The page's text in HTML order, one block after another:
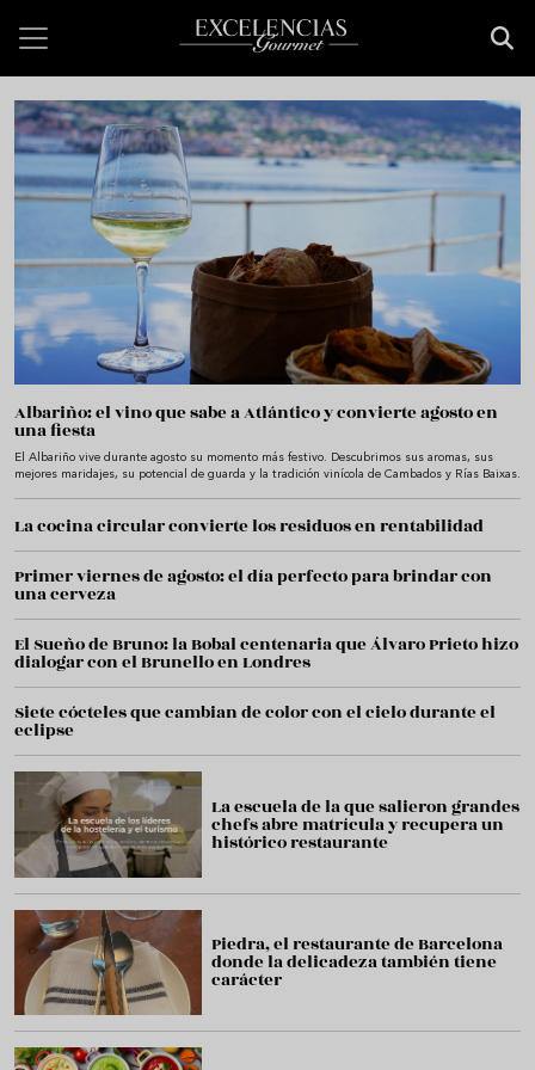
Bienvenido a Excelencias
Albariño: el vino que sabe a Atlántico y convierte agosto en
una fiesta
El Albariño vive durante agosto su momento más festivo. Descubrimos sus aromas, sus
mejores maridajes, su potencial de guarda y la tradición vinícola de Cambados y Rías Baixas.
La cocina circular convierte los residuos en rentabilidad
Primer viernes de agosto: el día perfecto para brindar con
una cerveza
El Sueño de Bruno: la Bobal centenaria que Álvaro Prieto hizo
dialogar con el Brunello en Londres
Siete cócteles que cambian de color con el cielo durante el
eclipse
La escuela de la que salieron grandes
chefs abre matrícula y recupera un
histórico restaurante
Piedra, el restaurante de Barcelona
donde la delicadeza también tiene
carácter